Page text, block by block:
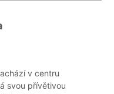
v centru
svou přívětivou